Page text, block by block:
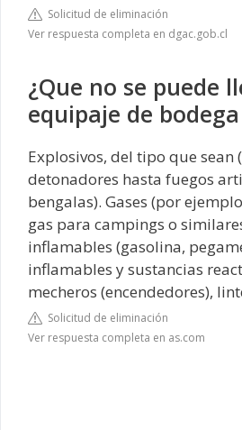
Solicitud de eliminación
Ver respuesta completa en dgac.gob.cl
¿Que no se puede
equipaje de
Explosivos, del tipo que sean
detonadores hasta fuegos
bengalas). Gases (por
gas para campings o
inflamables (gasolina,
inflamables y sustancias
mecheros (encendedores),
Solicitud de eliminación
Ver respuesta completa en as.com